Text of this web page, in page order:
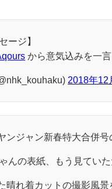
ージ】
から意気込みを一
2018年12
ンジャン新春特大合併号
んの表紙、もう見ていた
晴れ着カットの撮影風